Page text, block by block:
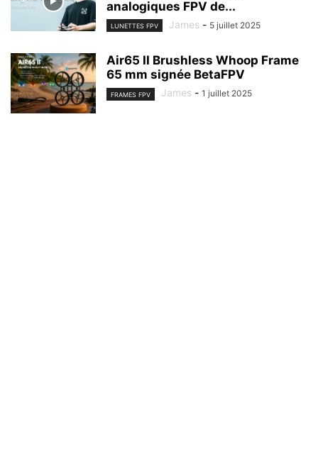
analogiques FPV de...
LUNETTES FPV James - 5 juillet 2025
Air65 II Brushless Whoop Frame
65 mm signée BetaFPV
FRAMES FPV James - 1 juillet 2025